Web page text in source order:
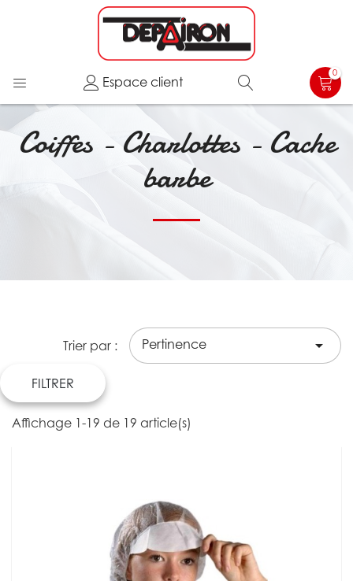
Espace client
0
Coiffes - Charlottes - Cache
barbe
Trier par : Pertinence 
FILTRER
Affichage 1-19 de 19 article(s)